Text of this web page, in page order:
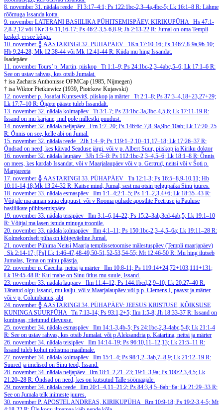
8. november 31. nädala reede Fl 3:17–4:1; Ps 122:1bc-2,3–4a,4bc-5; Lk 16:1–8 R: Lähme
rõõmuga Issanda kotta.
9. november LATERANI BASIILIKA PÜHITSEMISPÄEV, KIRIKUPÜHA Hs 47:1-
2,8-2,12 või 1Kr 3:9-11,16-17; Ps 46:2-3,5-6,8-9; Jh 2:13-22 R: Jumal on oma Templi
keskel, ei see kõigu.
10. november ╬ AASTARINGI 32. PÜHAPÄEV
1Kn 17:10-16; Ps 146:7,8-9a,9b-10;
Hb 9:24-28; Mk 12:38-44 või Mk 12:41-44 R: Kiida mu hing Issandat.
Isadepäev
11. november Tours’ p. Martin, piiskop Tt 1:1–9; Ps 24:1bc-2,3–4abc,5–6; Lk 17:1–6 R:
See on ustav rahvas, kes otsib Jumalat.
† isa Zacharis Anthonisse OFMCap (1985, Nijmegen)
† isa Wiktor Pietkiewicz (1939, Piotrkow Kujawski)
12. november p. Josafat Kuntsevitš, piiskop ja märter
Tt 2:1–8; Ps 37:3–4,18+23,27+29;
Lk 17:7–10 R: Õigete pääste tuleb Issandalt.
13. november 32. nädala kolmapäev Tt 3:1-7; Ps 23:1bc-3a,3bc-4,5,6; Lk 17:11-19 R:
Issand on mu karjane, mul pole millestki puudust.
14. november 32. nädala neljapäev
Fm 1:7–20; Ps 146:6c-7,8–9a,9bc-10ab; Lk 17:20–25
R: Õnnis on see, kelle abi on Jumal.
15. november 32. nädala reede 2Jh 1:4–9; Ps 119:1–2,10–11,17–18; Lk 17:26–37 R:
Õndsad on need, kes käivad Seaduse järgi. või v p. Albert Suur, piiskop ja Kiriku doktor
16. november 32. nädala laupäev 3Jh 1:5–8; Ps 112:1bc-2,3–4,5–6; Lk 18:1–8 R: Õnnis
on mees, kes kardab Issandat. või v Maarjalaupäev või v p. Gertrud, neitsi või v Šoti p.
Margareeta
17. november ╬ AASTARINGI 33. PÜHAPÄEV
Tn 12:1-3; Ps 16:5+8,9-10,11; Hb
10:11-14,18;Mk 13:24-32 R: Kaitse mind, Jumal, sest ma otsin pelgupaika Sinu juures.
18. november 33. nädala esmaspäev Ilm 1:1–4;2:1–5; Ps 1:1–2,3,4+6; Lk 18:35–43 R:
Võitjale ma annan süüa elupuust. või v Rooma pühade apostlite Peetruse ja Pauluse
basiilikate pühitsemispäev
19. november 33. nädala teisipäev
Ilm 3:1–6,14–22; Ps 15:2–3ab,3cd-4ab,5; Lk 19:1–10
R: Võitjal ma lasen istuda minuga troonile.
20. november 33. nädala kolmapäev Ilm 4:1–11; Ps 150:1bc-2,3–4,5–6a; Lk 19:11–28 R:
Kolmekordselt püha on kõigeväeline Jumal.
21. november Pühima Neitsi Maarja templissetoomise mälestuspäev (Templi maarjapäev)
Sk 2:14-17; [Ps] Lk 1:46-47,48-49,50-51,52-53,54-55; Mt 12:46-50 R: Mu hing ilutseb
Jumalas, Tema on minu päästja.
22. november p. Caecilia, neitsi ja märter
Ilm 10:8-11; Ps 119:14+24,72+103,111+131;
Lk 19:45-48 R: Kui mahe on Sinu ütlus mu suule, Issand.
23. november 33. nädala laupäev Ilm 11:4–12; Ps 144:1bcd,2,9–10; Lk 20:27–40 R:
Tänatud olgu Issand, mu kalju. või v Maarjalaupäev või p p. Clemens I, paavst ja märter
või v p. Columbanus, abt
24. november ╬ AASTARINGI 34. PÜHAPÄEV: JEESUS KRISTUSE, KÕIKSUSE
KUNINGA SUURPÜHA Tn 7:13-14; Ps 93:1,2+5; Ilm 1:5-8; Jh 18:33-37 R: Issand on
kuningas, riietunud ülevusse.
25. november 34. nädala esmaspäev
Ilm 14:1-3,4b-5; Ps 24:1bc-2,3-4abc,5-6; Lk 21:1-4
R: See on ustav rahvas, kes otsib Jumalat. või p Aleksandria p. Katariina, neitsi ja märter
26. november 34. nädala teisipäev Ilm 14:14–19; Ps 96:10,11–12,13; Lk 21:5–11 R:
Issand tuleb kohut mõistma maailmale.
27. november 34. nädala kolmapäev Ilm 15:1–4; Ps 98:1,2–3ab,7–8,9; Lk 21:12–19 R:
Suured ja imelised on Sinu teod, Issand.
28. november 34. nädala neljapäev
Ilm 18:1–2,21–23; 19:1–3,9a; Ps 100:2,3,4,5; Lk
21:20–28 R: Õndsad on need, kes on kutsutud Talle söömaajale.
29. november 34. nädala reede Ilm 20:1–4,11–21:2; Ps 84:3,4,5–6ab+8a; Lk 21:29–33 R:
See on Jumala telk inimeste juures.
30. november P. APOSTEL ANDREAS, KIRIKUPÜHA Rm 10:9-18; Ps 19:2-3,4-5; Mt